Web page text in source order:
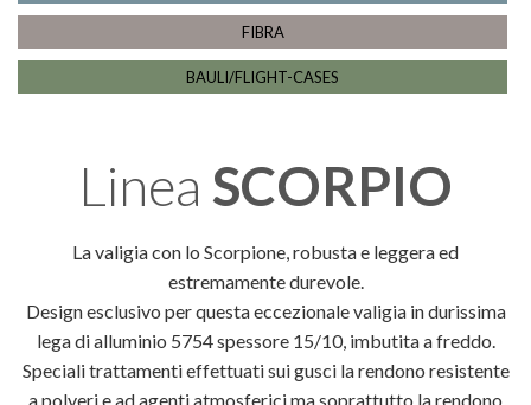
FIBRA
BAULI/FLIGHT-CASES
Linea SCORPIO
La valigia con lo Scorpione, robusta e leggera ed
estremamente durevole.
Design esclusivo per questa eccezionale valigia in durissima
lega di alluminio 5754 spessore 15/10, imbutita a freddo.
Speciali trattamenti effettuati sui gusci la rendono resistente
a polveri e ad agenti atmosferici ma soprattutto la rendono